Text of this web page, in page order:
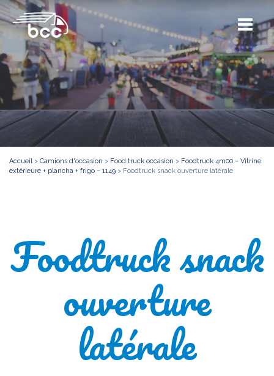
Accueil> Camions d'occasion > Food truck occasion > Foodtruck 4m00 – Vitrine
extérieure + plancha + frigo – 1149 > Foodtruck snack ouverture latérale
Foodtruck snack
ouverture
latérale